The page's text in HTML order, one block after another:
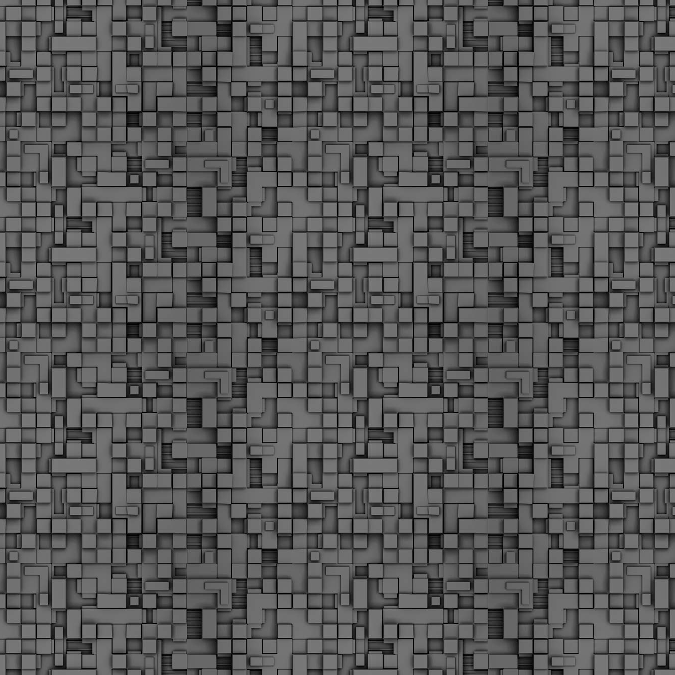
σε δήμους της χώρας. Το Dimastin, αναζητεί σχετικό
φωτογραφικό υλικό στο διαδίκτυο και σας το παρουσιάζει σε
αυτή την ανάρτηση. Επίσης, σας καλούμε, αν διαπιστώσετε ότι
μας έχουν "ξεφύγει" ορκωμοσίες, μπορείτε να στέλνετε το
φωτογραφικό τους υλικό στο dimasthes@gmail.gr ώστε να το
δημοσιεύουμε εδώ, άμεσα.
MAR
Θεσσαλονίκη: Ορκίστηκαν οι 75 νέοι δημοτικοί
αστυνομικοί – Τι τους ζήτησε ο Αγγελούδης
Ενισχύεται το έργο της δημοτικής αστυνομίας στο δήμο
Θεσσαλονίκης καθώς το πρωί της Τετάρτης 18 Μαρτίου
ορκίστηκαν οι 75 νέοι δημοτικοί αστυνομικοί.
«Με αυτούς, σε λίγους μήνες αποκτά ένα ισχυρό σώμα η
δημοτική αστυνομία. Θα είναι πιο κοντά στον πολίτη. Είχα την
ευκαιρία να είμαι σήμερα στην ορκωμοσία τους.
MAR
Ξεκίνησαν εδώ και μια εβδομάδα οι αφίξεις των
νεοπροσληφθέντων Δημοτικών Αστυνομικών στους
δήμους και οι ορκωμοσίες τους - Πλήρες
Μεγάλες μέρες ζει ο "οργανισμός" της Δημοτικής Αστυνομίας!
Να θυμίσουμε ότι κανονικές προσλήψεις στην Δημοτική
Αστυνομία έχουν να γίνουν από το 2010. Δεκαέξι ολόκληρα
χρόνια! Και βέβαια, ακόμη και με αυτές τις προσλήψεις, δεν
φτάνουμε ούτε τα 2/3 των Δημοτικών Αστυνομικών που
υπηρετούσαν το 2013 προ της κατάργησης της υπηρεσίας με
απόφαση του σημερινού πρωθυπουργού Κυριάκου Μητσοτάκη. Ας
είναι...
2
Δημοτική Αστυνομία Θεσσαλονίκης: Διμηνιαίος
απολογισμός ελέγχων τήρησης νομοθεσίας
Τον απολογισμό των δράσεων ελέγχου για τα ζώα συντροφιάς
κατά το δίμηνο Ιανουαρίου – Φεβρουαρίου 2026 παρουσιάζει η
Δημοτική Αστυνομία Θεσσαλονίκης, με στόχο την προστασία των
ζώων και την ομαλή συμβίωση στην πόλη.
FEB
18
ΣτΕ: Οριστική απόρριψη της επαναφοράς του 13ου
και 14ου μισθού για τους δημοσίους υπαλλήλους
Με την απόφαση αυτή, το ΣτΕ απορρίπτει οριστικά τις
αξιώσεις των δημοσίων υπαλλήλων για επαναφορά των
δώρων, επικυρώνοντας την τρέχουσα κατάσταση παρά τις
αντιδράσεις της ΑΔΕΔΥ
Το ΣτΕ απέρριψε οριστικά την προσφυγή της ΑΔΕΔΥ και ενός
εκπαιδευτικού για την επαναφορά των δώρων Χριστουγέννων,
Πάσχα και θερινής άδειας (13ος και 14ος μισθός) στους
εργαζόμενους του δημόσιου τομέα, κλείνοντας μια μακρά
διαμάχη δεκαετιών που αφορούσε τις μνημονιακές περικοπές.
Γνωστοποίηση έκδοσης οριστικών αποτελεσμάτων –
Παροχή οδηγιών.
► Δείτε/κατεβάστε την πολυαναμενόμενη εγκύκλιο του Υπ.
FEB
1
Με διαρροή 2 μέρες πριν την στάση εργασίας
ενημερώνει το ΣτΕ για την απόρριψη της επαναφοράς